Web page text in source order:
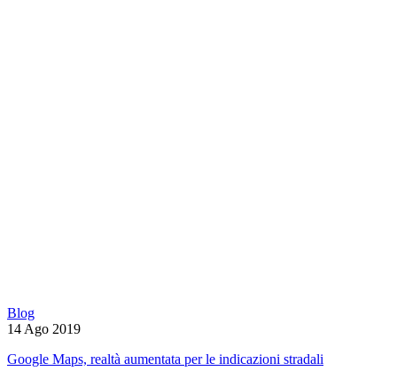
Blog
14 Ago 2019
Google Maps, realtà aumentata per le indicazioni stradali